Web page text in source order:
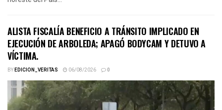
ALISTA FISCALÍA BENEFICIO A TRÁNSITO IMPLICADO EN
EJECUCIÓN DE ARBOLEDA; APAGÓ BODYCAM Y DETUVO A
VÍCTIMA.
BYEDICION_VERITAS 06/08/2026 0